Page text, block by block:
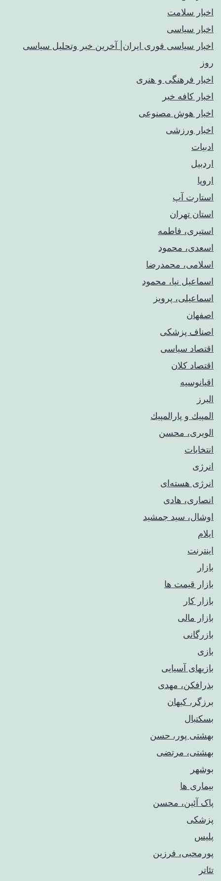
اخبار سلامت
اخبار سیاسی
اخبار سیاسی فوری ایران| آخرین خبر وتحلیل سیاسی
روز
اخبار فرهنگی و هنری
اخبار کافه خبر
اخبار هوش مصنوعی
اخبار ورزشی
ادبیات
اردبیل
اروپا
استارت آپ
استان تهران
استیری، فاطمه
اسعدی، محمود
اسلامی، محمدرضا
اسماعیل نیا، محمود
اسماعیلی، پرویز
اصفهان
اصناف پزشکی
اقتصاد سیاسی
اقتصاد کلان
اقیانوسیه
البرز
المپيك و پارالمپيك
الویری، محسن
انتخابات
انرژی
انرژی هسته‌ای
انصاری، هادی
اوشال، سید جمشید
ایلام
اینترنت
بازار
بازار قیمت ها
بازار کار
بازار مالی
بازرگانی
بازی
بازیهای آسیایی
بذرافکن، مهدی
برزگر، کیهان
بسکتبال
بهشتی پور، حسن
بهشتی، مرتضی
بوشهر
بیماری ها
پاک آئین، محسن
پزشکی
پلیس
پورمحبی، فرزین
تئاتر